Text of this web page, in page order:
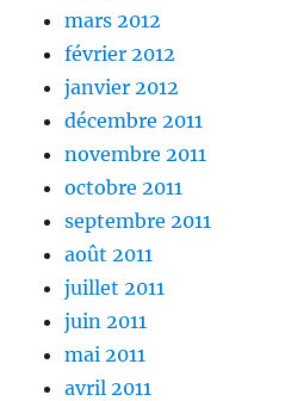
mars 2012
février 2012
janvier 2012
décembre 2011
novembre 2011
octobre 2011
septembre 2011
août 2011
juillet 2011
juin 2011
mai 2011
avril 2011